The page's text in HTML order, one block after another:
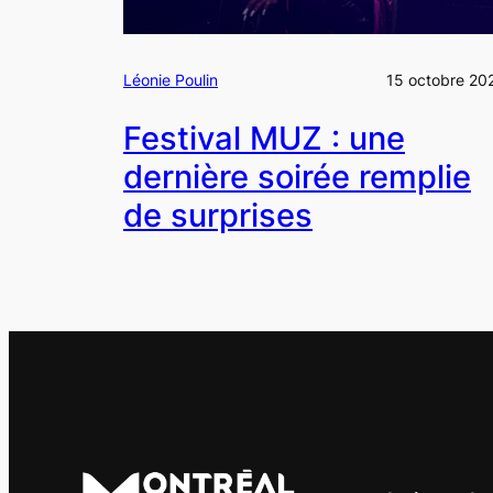
Léonie Poulin 15 octobre
Festival MUZ : une
dernière soirée remplie
de surprises